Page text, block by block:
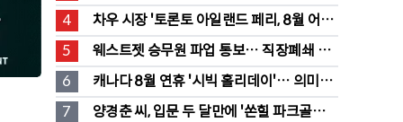
2회차 무대 성황
4
차우 시장 '토론토 아일랜드 페리, 8월 어린
이·시니어 무료' 발표
5
웨스트젯 승무원 파업 통보… 직장폐쇄 맞
불에 항공 대란
6
캐나다 8월 연휴 '시빅 홀리데이'… 의미와
유래 완전정리
7
양경춘 씨, 입문 두 달만에 '쏜힐 파크골프'